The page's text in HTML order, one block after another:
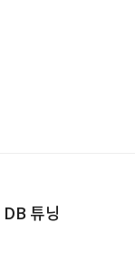
튜닝